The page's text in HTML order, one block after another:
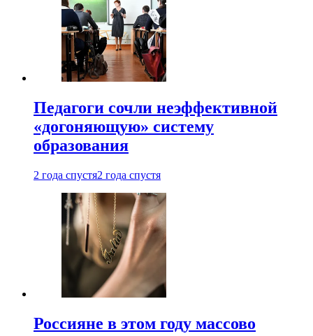
Педагоги сочли неэффективной
«догоняющую» систему
образования
2 года спустя2 года спустя
Россияне в этом году массово